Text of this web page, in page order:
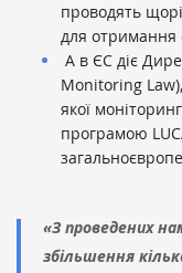
проводять
для отримання
А в ЄС діє
Monitoring
якої
програмою
«З проведених
збільшення